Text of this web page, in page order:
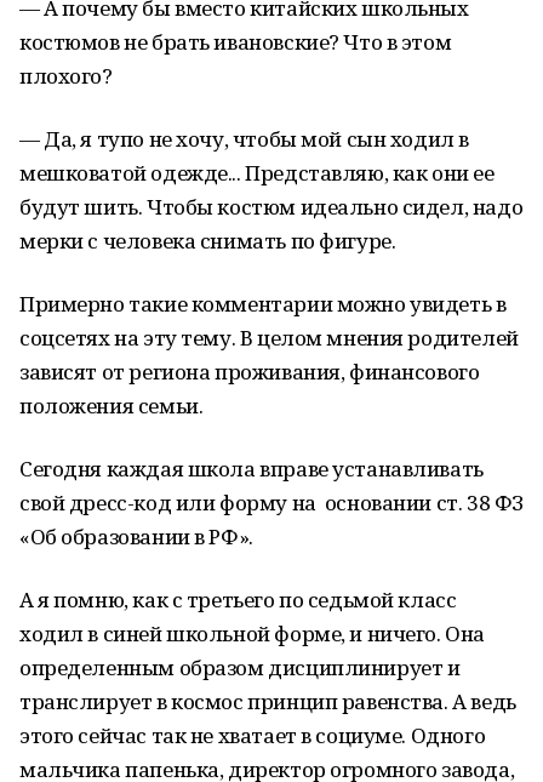
— А почему бы вместо китайских школьных
костюмов не брать ивановские? Что в этом
плохого?
— Да, я тупо не хочу, чтобы мой сын ходил в
мешковатой одежде... Представляю, как они ее
будут шить. Чтобы костюм идеально сидел, надо
мерки с человека снимать по фигуре.
Примерно такие комментарии можно увидеть в
соцсетях на эту тему. В целом мнения родителей
зависят от региона проживания, финансового
положения семьи.
Сегодня каждая школа вправе устанавливать
свой дресс-код или форму на основании ст. 38 ФЗ
«Об образовании в РФ».
А я помню, как с третьего по седьмой класс
ходил в синей школьной форме, и ничего. Она
определенным образом дисциплинирует и
транслирует в космос принцип равенства. А ведь
этого сейчас так не хватает в социуме. Одного
мальчика папенька, директор огромного завода,